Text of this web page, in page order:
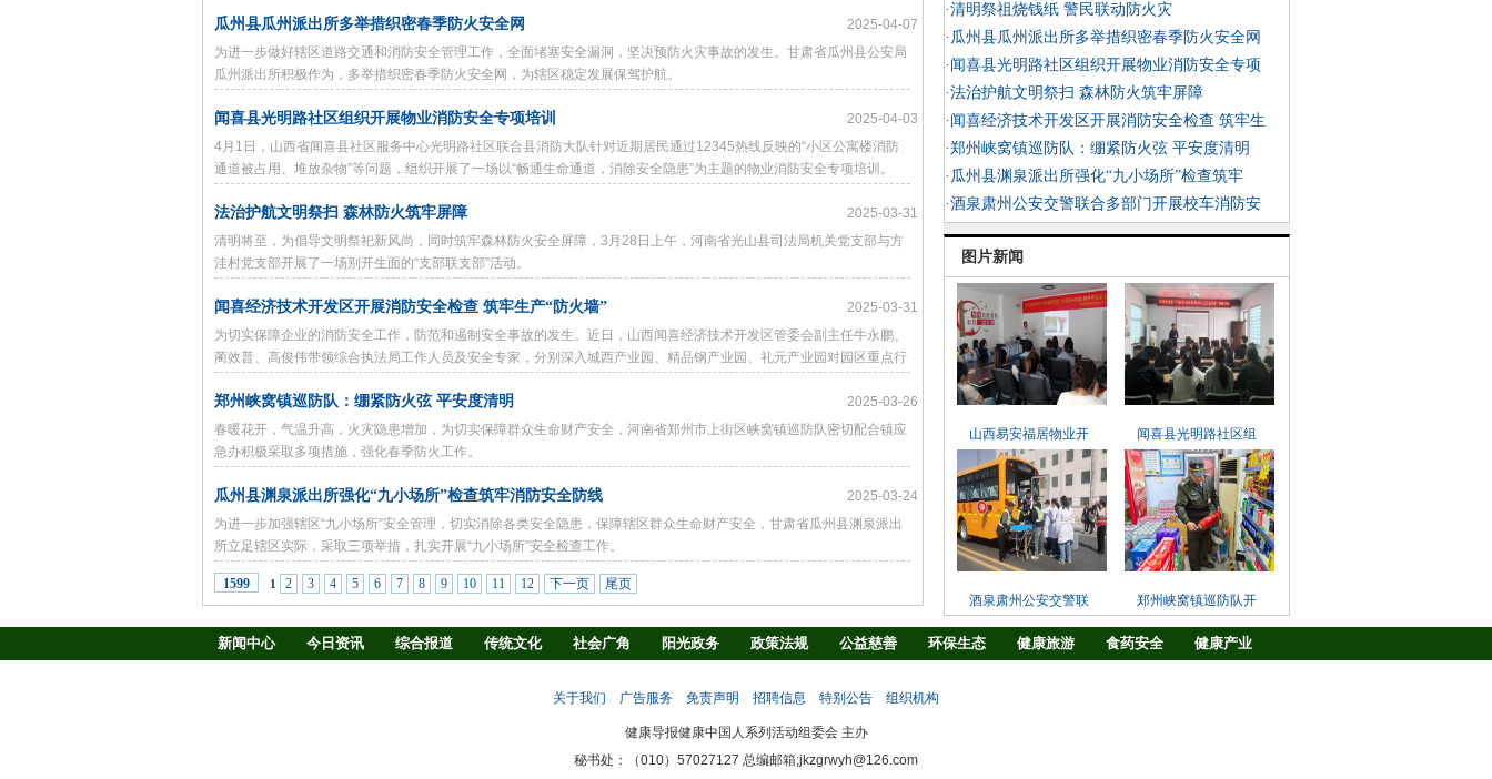
瓜州县瓜州派出所多举措织密春季防火安全网
2025-04-07
为进一步做好辖区道路交通和消防安全管理工作，全面堵塞安全漏洞，坚决预防火灾事故的发生。甘肃省瓜州县公安局
瓜州派出所积极作为，多举措织密春季防火安全网，为辖区稳定发展保驾护航。
闻喜县光明路社区组织开展物业消防安全专项培训
2025-04-03
4月1日，山西省闻喜县社区服务中心光明路社区联合县消防大队针对近期居民通过12345热线反映的“小区公寓楼消防
通道被占用、堆放杂物”等问题，组织开展了一场以“畅通生命通道，消除安全隐患”为主题的物业消防安全专项培训。
法治护航文明祭扫 森林防火筑牢屏障
2025-03-31
清明将至，为倡导文明祭祀新风尚，同时筑牢森林防火安全屏障，3月28日上午，河南省光山县司法局机关党支部与方
洼村党支部开展了一场别开生面的“支部联支部”活动。
闻喜经济技术开发区开展消防安全检查 筑牢生产“防火墙”
2025-03-31
为切实保障企业的消防安全工作，防范和遏制安全事故的发生。近日，山西闻喜经济技术开发区管委会副主任牛永鹏、
蔺效普、高俊伟带领综合执法局工作人员及安全专家，分别深入城西产业园、精品钢产业园、礼元产业园对园区重点行
郑州峡窝镇巡防队：绷紧防火弦 平安度清明
2025-03-26
春暖花开，气温升高，火灾隐患增加，为切实保障群众生命财产安全，河南省郑州市上街区峡窝镇巡防队密切配合镇应
急办积极采取多项措施，强化春季防火工作。
瓜州县渊泉派出所强化“九小场所”检查筑牢消防安全防线
2025-03-24
为进一步加强辖区“九小场所”安全管理，切实消除各类安全隐患，保障辖区群众生命财产安全，甘肃省瓜州县渊泉派出
所立足辖区实际，采取三项举措，扎实开展“九小场所”安全检查工作。
1599 1 2 3 4 5 6 7 8 9 10 11 12 下一页 尾页
·清明祭祖烧钱纸 警民联动防火灾
·瓜州县瓜州派出所多举措织密春季防火安全网
·闻喜县光明路社区组织开展物业消防安全专项
·法治护航文明祭扫 森林防火筑牢屏障
·闻喜经济技术开发区开展消防安全检查 筑牢生
·郑州峡窝镇巡防队：绷紧防火弦 平安度清明
·瓜州县渊泉派出所强化“九小场所”检查筑牢
·酒泉肃州公安交警联合多部门开展校车消防安
图片新闻
山西易安福居物业开 闻喜县光明路社区组
酒泉肃州公安交警联 郑州峡窝镇巡防队开
新闻中心 今日资讯 综合报道 传统文化 社会广角 阳光政务 政策法规 公益慈善 环保生态 健康旅游 食药安全
健康产业
关于我们 广告服务 免责声明 招聘信息 特别公告 组织机构
健康导报健康中国人系列活动组委会 主办
秘书处：（010）57027127 总编邮箱;jkzgrwyh@126.com